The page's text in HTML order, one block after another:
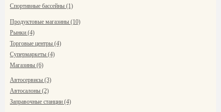
Спортивные бассейны (1)
Продуктовые магазины (10)
Рынки (4)
Торговые центры (4)
Супермаркеты (4)
Магазины (6)
Автосервисы (3)
Автосалоны (2)
Заправочные станции (4)